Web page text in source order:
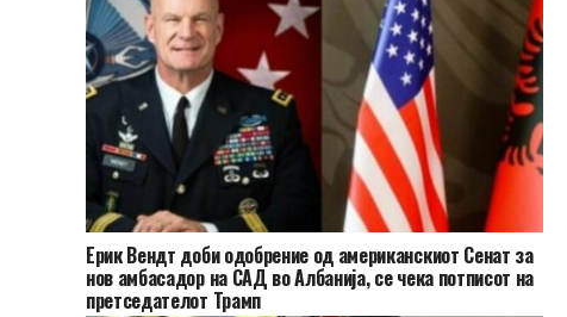
Ерик Вендт доби одобрение од американскиот Сенат за
нов амбасадор на САД во Албанија, се чека потписот на
претседателот Трамп